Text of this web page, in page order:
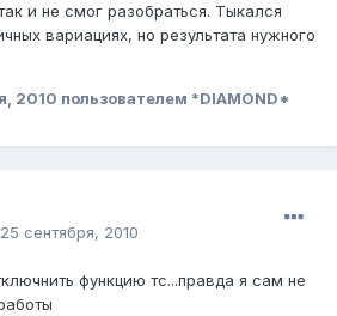
и не смог разобраться. Тыкался
вариациях, но результата нужного
2010 пользователем *DIAMOND*
25 сентября, 2010
функцию тс...правда я сам не